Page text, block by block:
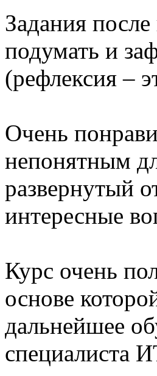
Задания
подумать и
(рефлексия –
Очень
непонятным
развернутый
интересные
Курс очень
основе
дальнейшее
специалиста